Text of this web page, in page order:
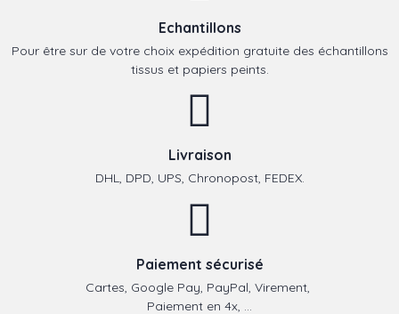
Echantillons
Pour être sur de votre choix expédition gratuite des échantillons
tissus et papiers peints.
Livraison
DHL, DPD, UPS, Chronopost, FEDEX.
Paiement sécurisé
Cartes, Google Pay, PayPal, Virement,
Paiement en 4x, ...